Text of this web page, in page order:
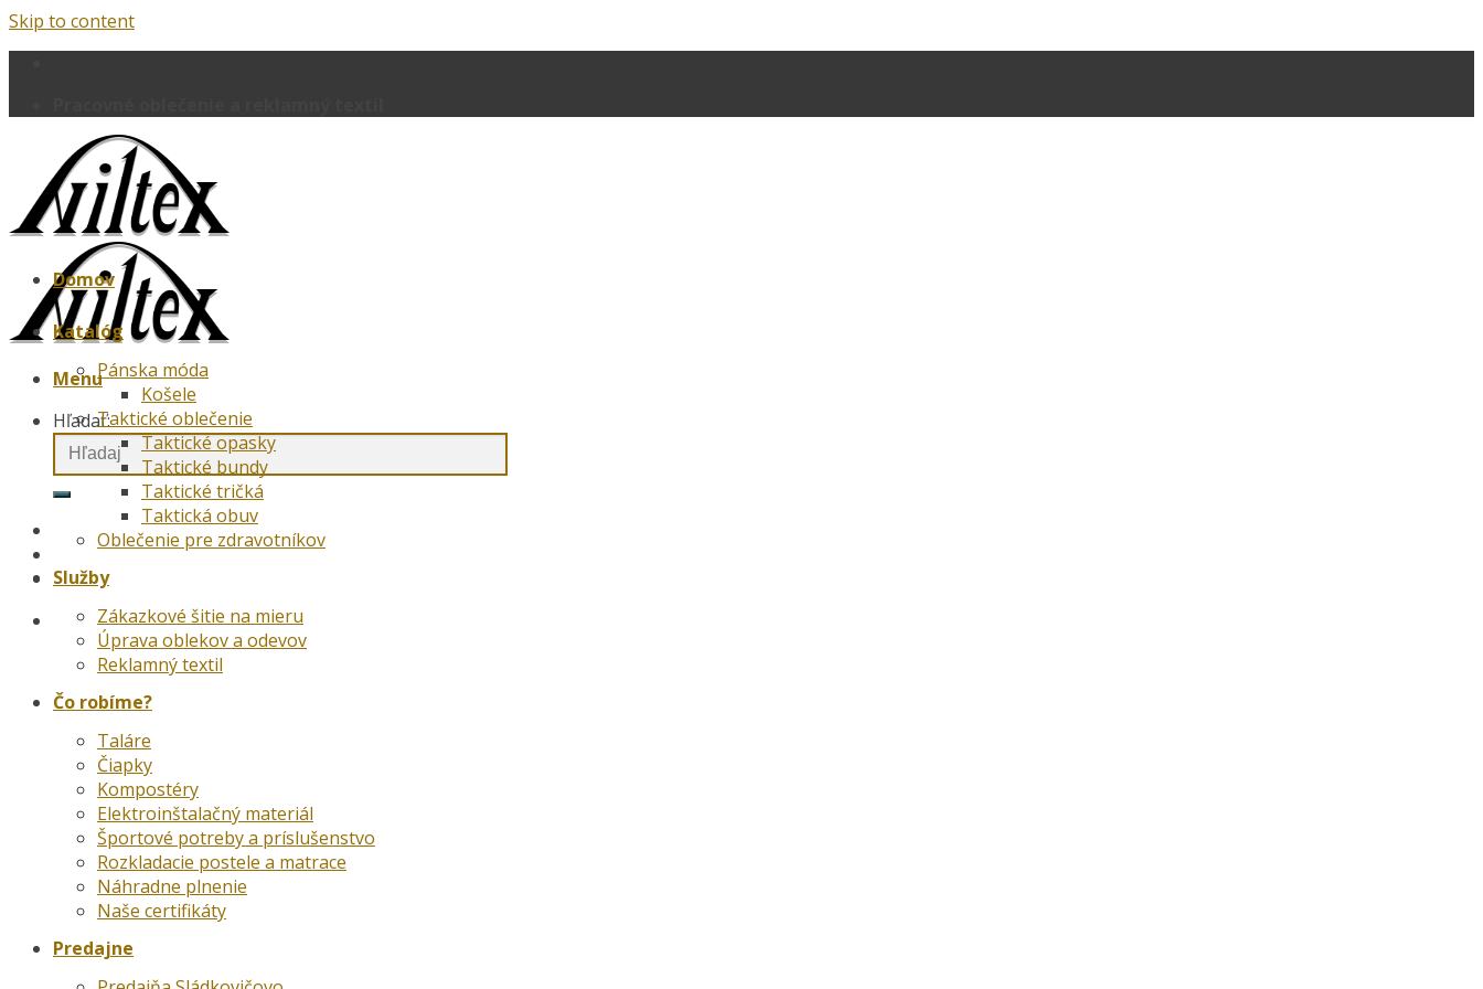
Skip to content
Menu
Hľadať:
Domov
Katalóg
Pánska móda
Košele
Taktické oblečenie
Taktické opasky
Taktické bundy
Taktické tričká
Taktická obuv
Oblečenie pre zdravotníkov
Služby
Zákazkové šitie na mieru
Úprava oblekov a odevov
Reklamný textil
Čo robíme?
Taláre
Čiapky
Kompostéry
Elektroinštalačný materiál
Športové potreby a príslušenstvo
Rozkladacie postele a matrace
Náhradne plnenie
Naše certifikáty
Predajne